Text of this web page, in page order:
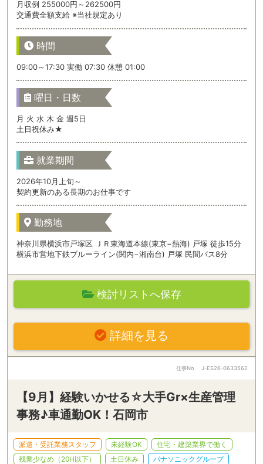
月収例 255000円～262500円
交通費全額支給 ※当社規定あり
時間
09:00～17:30 実働 07:30 休憩 01:00
曜日・日数
月 火 水 木 金 週5日
土日祝休み★
就業期間
2026年10月上旬～
契約更新のある長期のお仕事です
勤務地
神奈川県横浜市戸塚区 ＪＲ東海道本線(東京−熱海) 戸塚 徒歩15分
横浜市営地下鉄ブルーライン(関内−湘南台) 戸塚 民間バス8分
検討リストへ保存
詳細を見る
仕事No J-ES26-0633562
【9月】経験いかせる☆大手Gr×生産管理
事務♪車通勤OK！石岡市
派遣・受託業務スタッフ 未経験OK
住宅・建築業界で働く
残業少なめ（20H以下）
土日休み
パナソニックグループ